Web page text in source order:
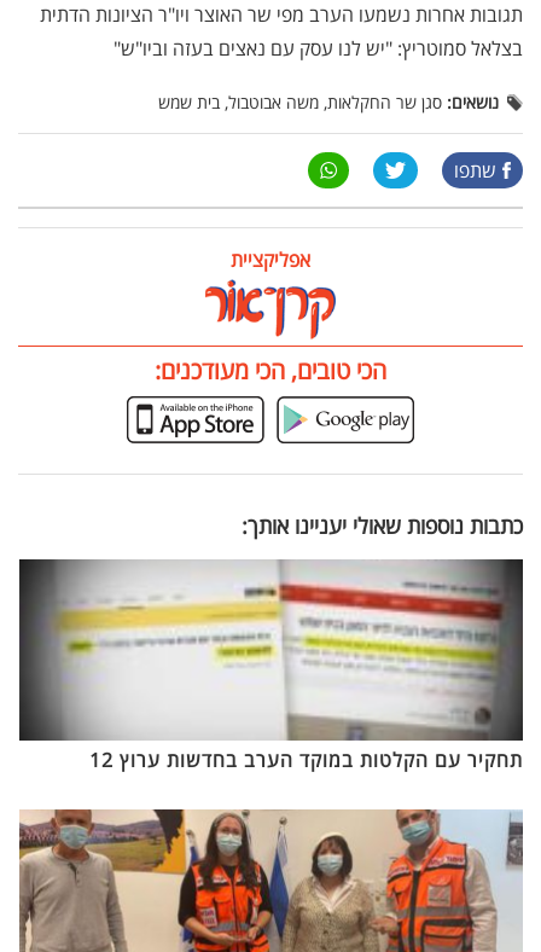
תגובות אחרות נשמעו הערב מפי שר האוצר ויו"ר הציונות הדתית
בצלאל סמוטריץ: "יש לנו עסק עם נאצים בעזה וביו"ש"
נושאים: סגן שר החקלאות, משה אבוטבול, בית שמש
שתפו
אפליקציית
הכי טובים, הכי מעודכנים:
כתבות נוספות שאולי יעניינו אותך:
תחקיר עם הקלטות במוקד הערב בחדשות ערוץ 12